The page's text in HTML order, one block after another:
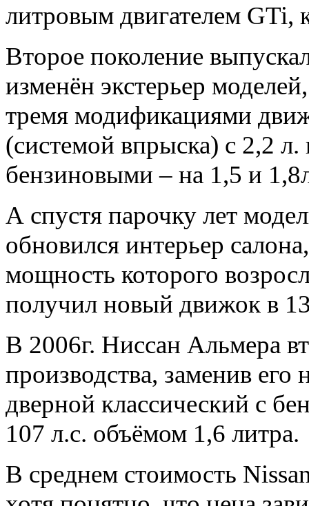
литровым двигателем GTi,
Второе поколение
изменён экстерьер
тремя модификациями
(системой впрыска) с 2,2
бензиновыми – на 1,5 и
А спустя парочку лет
обновился интерьер
мощность которого
получил новый движок в
В 2006г. Ниссан Альмера
производства, заменив
дверной классический с
107 л.с. объёмом 1,6 литра.
В среднем стоимость